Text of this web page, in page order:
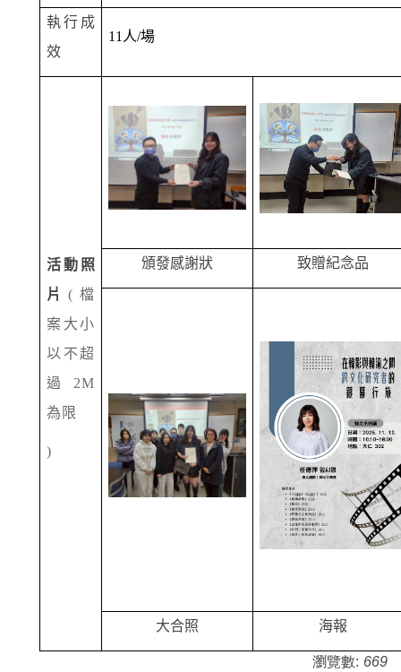
執行成
效
11 人/場
活動照
片 ( 檔
案大小
以不超
過 2M
為限
)
頒發感謝狀 致贈紀念品
大合照 海報
瀏覽數: 669